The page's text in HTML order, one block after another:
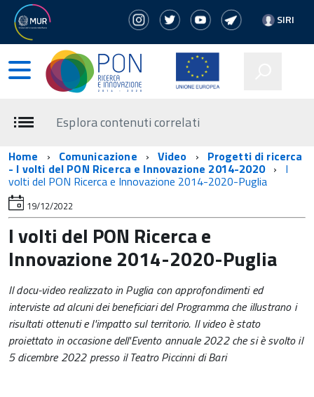
SIRI
Esplora contenuti correlati
Home Comunicazione Video Progetti di ricerca
- I volti del PON Ricerca e Innovazione 2014-2020 I
volti del PON Ricerca e Innovazione 2014-2020-Puglia
19/12/2022
I volti del PON Ricerca e
Innovazione 2014-2020-Puglia
Il docu-video realizzato in Puglia con approfondimenti ed
interviste ad alcuni dei beneficiari del Programma che illustrano i
risultati ottenuti e l'impatto sul territorio. Il video è stato
proiettato in occasione dell'Evento annuale 2022 che si è svolto il
5 dicembre 2022 presso il Teatro Piccinni di Bari